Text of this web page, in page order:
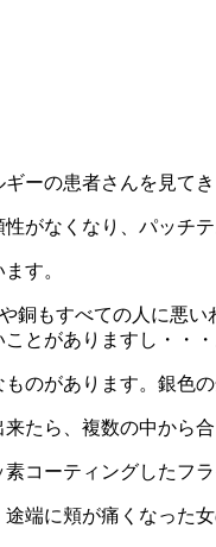
ーの患者さんを見て
がなくなり、パッチ
す。
銅もすべての人に悪
とがありますし・・
のがあります。銀色
たら、複数の中から
コーティングしたフ
端に頬が痛くなった